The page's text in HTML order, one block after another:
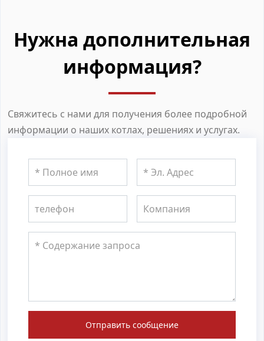
Нужна дополнительная
информация?
Свяжитесь с нами для получения более подробной
информации о наших котлах, решениях и услугах.
Отправить сообщение